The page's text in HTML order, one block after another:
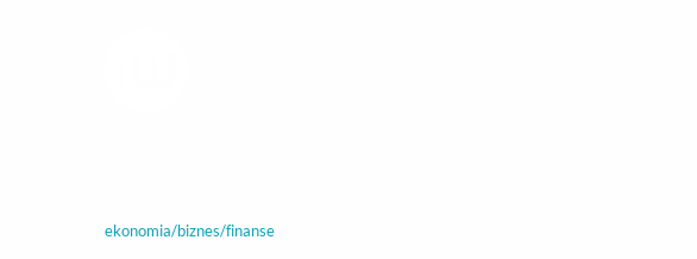
ekonomia/biznes/finanse